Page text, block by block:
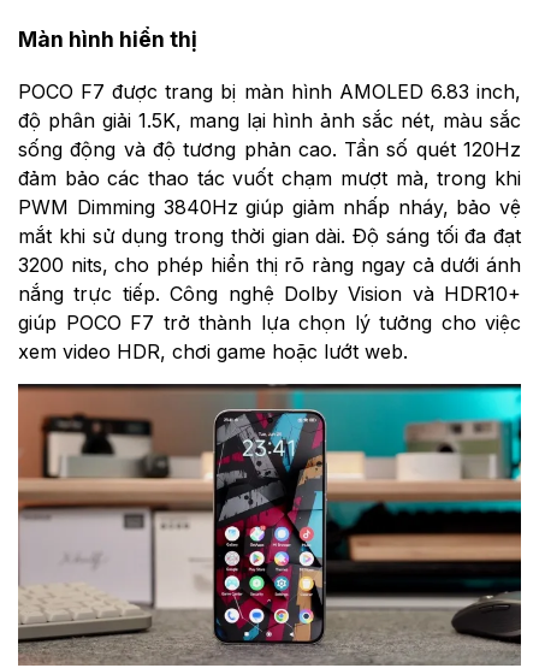
Màn hình hiển thị
POCO F7 được trang bị màn hình AMOLED 6.83 inch,
độ phân giải 1.5K, mang lại hình ảnh sắc nét, màu sắc
sống động và độ tương phản cao. Tần số quét 120Hz
đảm bảo các thao tác vuốt chạm mượt mà, trong khi
PWM Dimming 3840Hz giúp giảm nhấp nháy, bảo vệ
mắt khi sử dụng trong thời gian dài. Độ sáng tối đa đạt
3200 nits, cho phép hiển thị rõ ràng ngay cả dưới ánh
nắng trực tiếp. Công nghệ Dolby Vision và HDR10+
giúp POCO F7 trở thành lựa chọn lý tưởng cho việc
xem video HDR, chơi game hoặc lướt web.